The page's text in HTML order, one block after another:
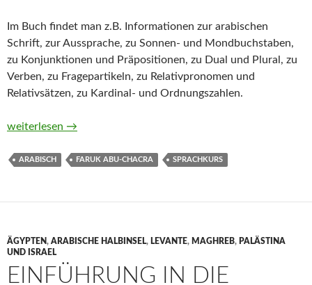
Im Buch findet man z.B. Informationen zur arabischen
Schrift, zur Aussprache, zu Sonnen- und Mondbuchstaben,
zu Konjunktionen und Präpositionen, zu Dual und Plural, zu
Verben, zu Fragepartikeln, zu Relativpronomen und
Relativsätzen, zu Kardinal- und Ordnungszahlen.
Arabische Grammatik mit Übungen von Faruk Abu-Chacra
weiterlesen →
ARABISCH FARUK ABU-CHACRA SPRACHKURS
ÄGYPTEN, ARABISCHE HALBINSEL, LEVANTE, MAGHREB, PALÄSTINA
UND ISRAEL
EINFÜHRUNG IN DIE